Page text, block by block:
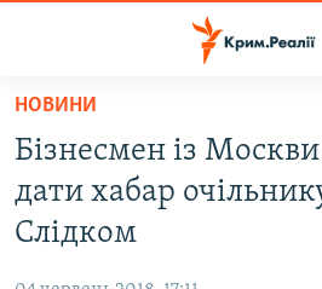
Перейти
основного
матеріалу
Перейти
до
основної
ВОДА.КРИМ
ВІДЕО ТА ФОТО
НОВИНИ
Бізнесмен із
дати хабар
Слідком